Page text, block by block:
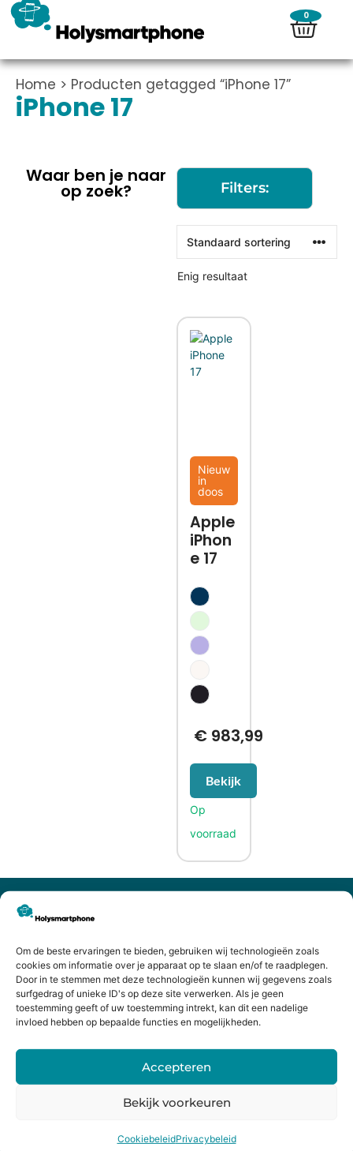
Om de beste ervaringen te bieden, gebruiken wij technologieën zoals
cookies om informatie over je apparaat op te slaan en/of te raadplegen.
Door in te stemmen met deze technologieën kunnen wij gegevens zoals
surfgedrag of unieke ID's op deze site verwerken. Als je geen
toestemming geeft of uw toestemming intrekt, kan dit een nadelige
invloed hebben op bepaalde functies en mogelijkheden.
Accepteren
Bekijk voorkeuren
CookiebeleidPrivacybeleid
0
Home > Producten getagged “iPhone 17”
iPhone 17
Waar ben je naar
op zoek? Filters:
Enig resultaat
Nieuw
in
doos
Apple
iPhon
e 17
€983,99
Bekijk
Heiligeweg 43A
075 641 5169
info@holysmartphone.nl
Maandag:
11:00 - 18:00
Dinsdag:
09:00 - 18:00
Woensdag:
09:00 - 18:00
Donderdag:
09:00 - 18:00
09:00 - 17:00